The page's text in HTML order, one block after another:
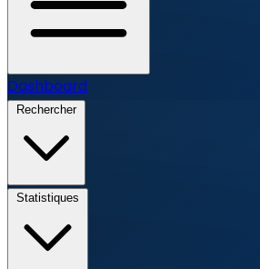
Dashboard
Rechercher
Statistiques